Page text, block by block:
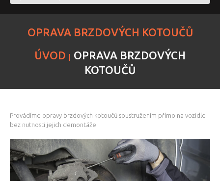
OPRAVA BRZDOVÝCH KOTOUČŮ
ÚVOD
OPRAVA BRZDOVÝCH
KOTOUČŮ
Provádíme opravy brzdových kotoučů soustružením přímo na vozidle
bez nutnosti jejich demontáže.